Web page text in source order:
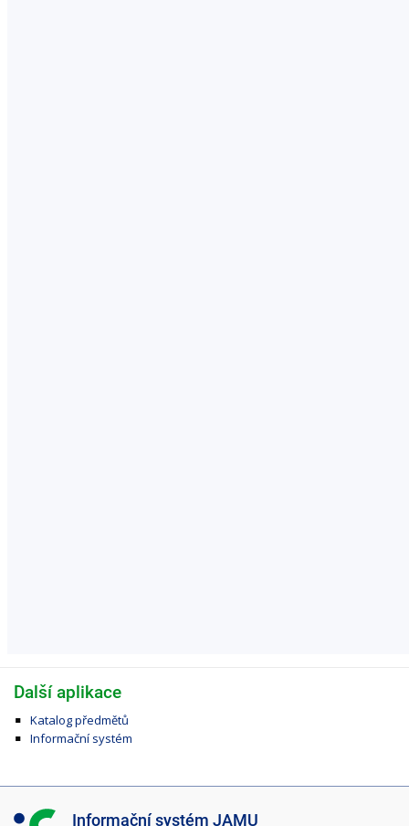
Další aplikace
Katalog předmětů
Informační systém
I Informační systém JAMU